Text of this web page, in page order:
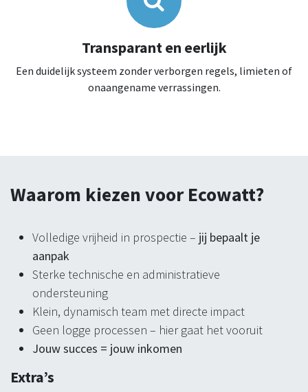
Transparant en eerlijk
Een duidelijk systeem zonder verborgen regels, limieten of
onaangename verrassingen.
Waarom kiezen voor Ecowatt?
Volledige vrijheid in prospectie – jij bepaalt je
aanpak
Sterke technische en administratieve
ondersteuning
Klein, dynamisch team met directe impact
Geen logge processen – hier gaat het vooruit
Jouw succes = jouw inkomen
Extra’s